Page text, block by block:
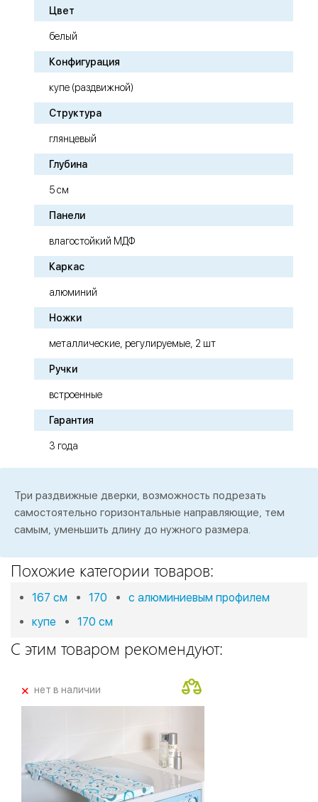
Цвет
белый
Конфигурация
купе (раздвижной)
Структура
глянцевый
Глубина
5 см
Панели
влагостойкий МДФ
Каркас
алюминий
Ножки
металлические, регулируемые, 2 шт
Ручки
встроенные
Гарантия
3 года
Три раздвижные дверки, возможность подрезать
самостоятельно горизонтальные направляющие, тем
самым, уменьшить длину до нужного размера.
Похожие категории товаров:
167 см 170
с алюминиевым профилем
купе
170 см
С этим товаром рекомендуют:
+нет в наличии